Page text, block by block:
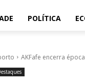
POLÍTICA
AKFafe encerra